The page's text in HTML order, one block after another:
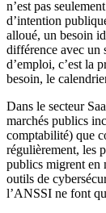
n’est pas
d’intention
alloué, un besoin
différence avec un
d’emploi, c’est la
besoin, le
Dans le secteur
marchés publics
comptabilité) que
régulièrement, les
publics migrent en
outils de
l’ANSSI ne font